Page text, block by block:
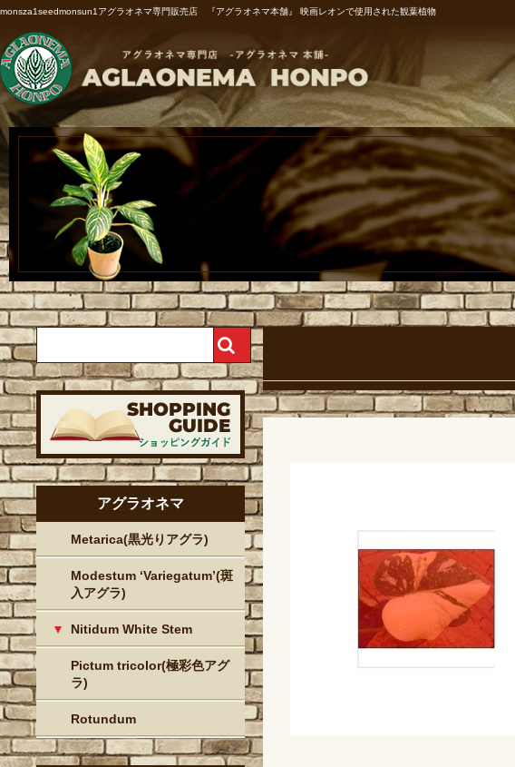
monsza1seedmonsun1アグラオネマ専門販売店 『アグラオネマ本舗』 映画レオンで使用された観葉植物
アグラオネマ
Metarica(黒光りアグラ)
Modestum ‘Variegatum’(斑
入アグラ)
Nitidum White Stem
Pictum tricolor(極彩色アグ
ラ)
Rotundum